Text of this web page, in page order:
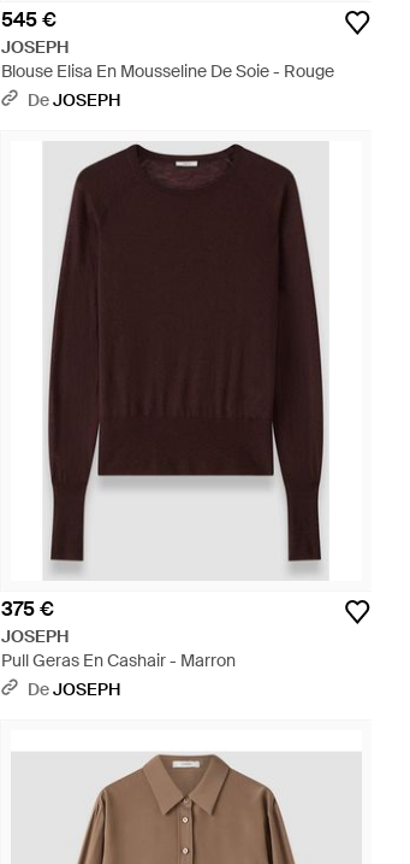
545 €
JOSEPH
Blouse Elisa En Mousseline De Soie - Rouge
DeJOSEPH
375 €
JOSEPH
Pull Geras En Cashair - Marron
DeJOSEPH